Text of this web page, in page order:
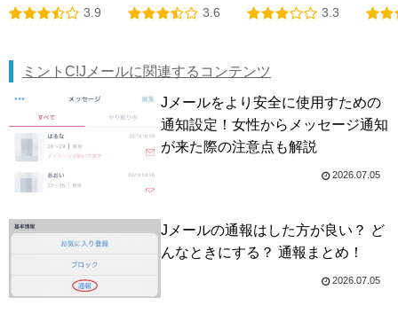
3.9 3.6 3.3
ミントC!Jメールに関連するコンテンツ
Jメールをより安全に使用すための
通知設定！女性からメッセージ通知
が来た際の注意点も解説
2026.07.05
Jメールの通報はした方が良い？ ど
んなときにする？ 通報まとめ！
2026.07.05